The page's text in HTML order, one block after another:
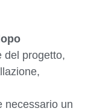
del progetto,
necessario un